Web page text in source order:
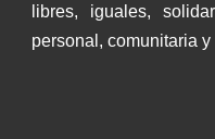
libres, iguales,
personal, comunitaria y